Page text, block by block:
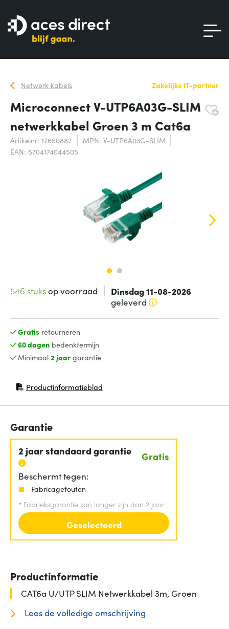
Netwerk kabels Zakelijke IT-partner
Microconnect V-UTP6A03G-SLIM
netwerkkabel Groen 3 m Cat6a
Artikelnr: 17650882
MPN: V-UTP6A03G-SLIM
EAN: 5704174044505
546 stuksop voorraad Dinsdag 11-08-2026
geleverd
Gratis retourneren
60 dagenbedenktermijn
Minimaal 2 jaargarantie
Productinformatieblad
(opent in nieuw venster)
Garantie
2 jaar standaard garantie Gratis
Beschermt tegen:
Fabricagefouten
* Fabrieksgarantie kan langer zijn dan 2 jaar
Geselecteerd
Productinformatie
CAT6a U/UTP SLIM Netwerkkabel 3m, Groen
Lees de volledige omschrijving